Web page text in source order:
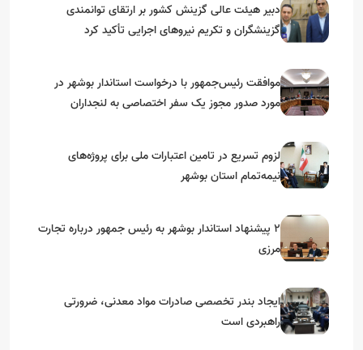
دبیر هیئت عالی گزینش کشور بر ارتقای توانمندی
گزینشگران و تکریم نیروهای اجرایی تأکید کرد
موافقت رئیس‌جمهور با درخواست استاندار بوشهر در
مورد صدور مجوز یک سفر اختصاصی به لنجداران
لزوم تسریع در تامین اعتبارات ملی برای پروژه‌های
نیمه‌تمام استان بوشهر
۲ پیشنهاد استاندار بوشهر به رئیس جمهور درباره تجارت
مرزی
ایجاد بندر تخصصی صادرات مواد معدنی، ضرورتی
راهبردی است